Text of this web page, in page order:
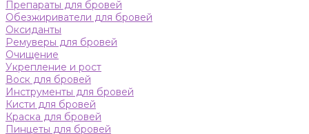
Препараты для бровей
Обезжириватели для бровей
Оксиданты
Ремуверы для бровей
Очищение
Укрепление и рост
Воск для бровей
Инструменты для бровей
Кисти для бровей
Краска для бровей
Пинцеты для бровей